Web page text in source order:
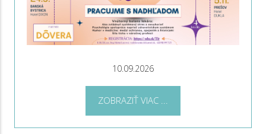
10.09.2026
ZOBRAZIŤ VIAC ...